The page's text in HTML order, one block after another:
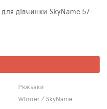
дівчинки SkyNamе 57-
Рюкзаки
Winner / SkyName